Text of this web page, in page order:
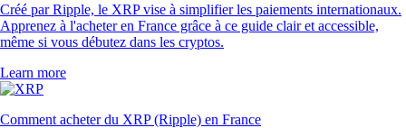
Créé par Ripple, le XRP vise à simplifier les paiements internationaux.
Apprenez à l'acheter en France grâce à ce guide clair et accessible,
même si vous débutez dans les cryptos.
Learn more
Comment acheter du XRP (Ripple) en France